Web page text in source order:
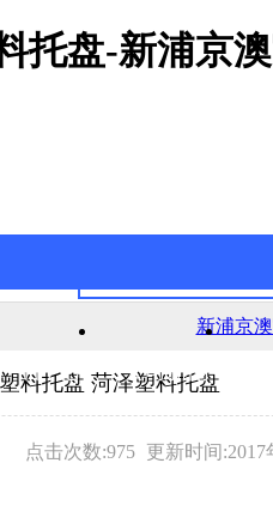
托盘-新浦京
品中心 公司新闻
新浦京
料托盘 菏泽塑料托盘
点击次数:975 更新时间:2017